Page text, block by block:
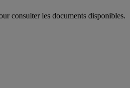
consulter les documents disponibles.